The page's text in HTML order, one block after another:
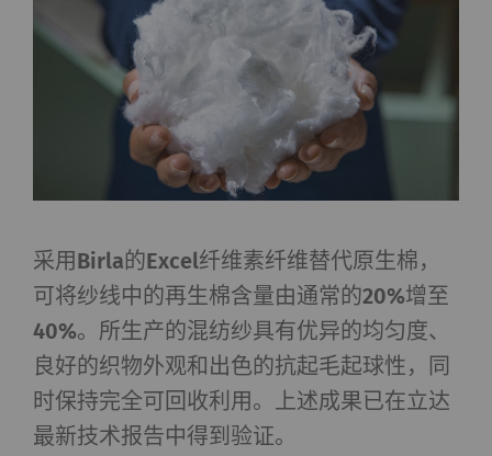
采用Birla的Excel纤维素纤维替代原生棉，
可将纱线中的再生棉含量由通常的20%增至
40%。所生产的混纺纱具有优异的均匀度、
良好的织物外观和出色的抗起毛起球性，同
时保持完全可回收利用。上述成果已在立达
最新技术报告中得到验证。